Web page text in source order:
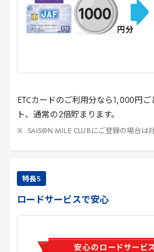
ETCカードのご利用分なら ,000円ご
ト、通常の2倍貯まります。
SAISON MILE CLUB にご登録の場合は
特長5
ロードサービスで安心